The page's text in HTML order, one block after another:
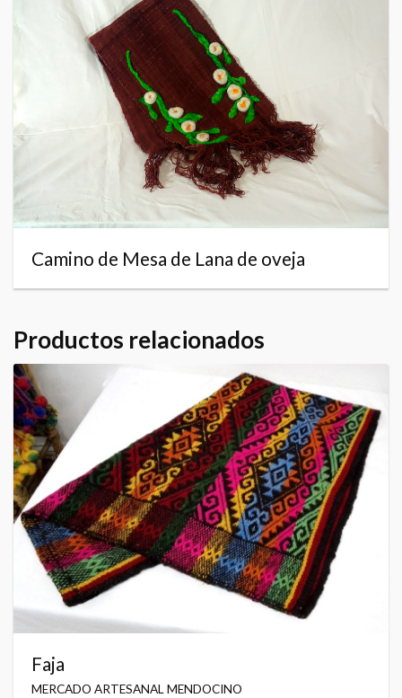
Camino de Mesa de Lana de oveja
Productos relacionados
Faja
MERCADO ARTESANAL MENDOCINO